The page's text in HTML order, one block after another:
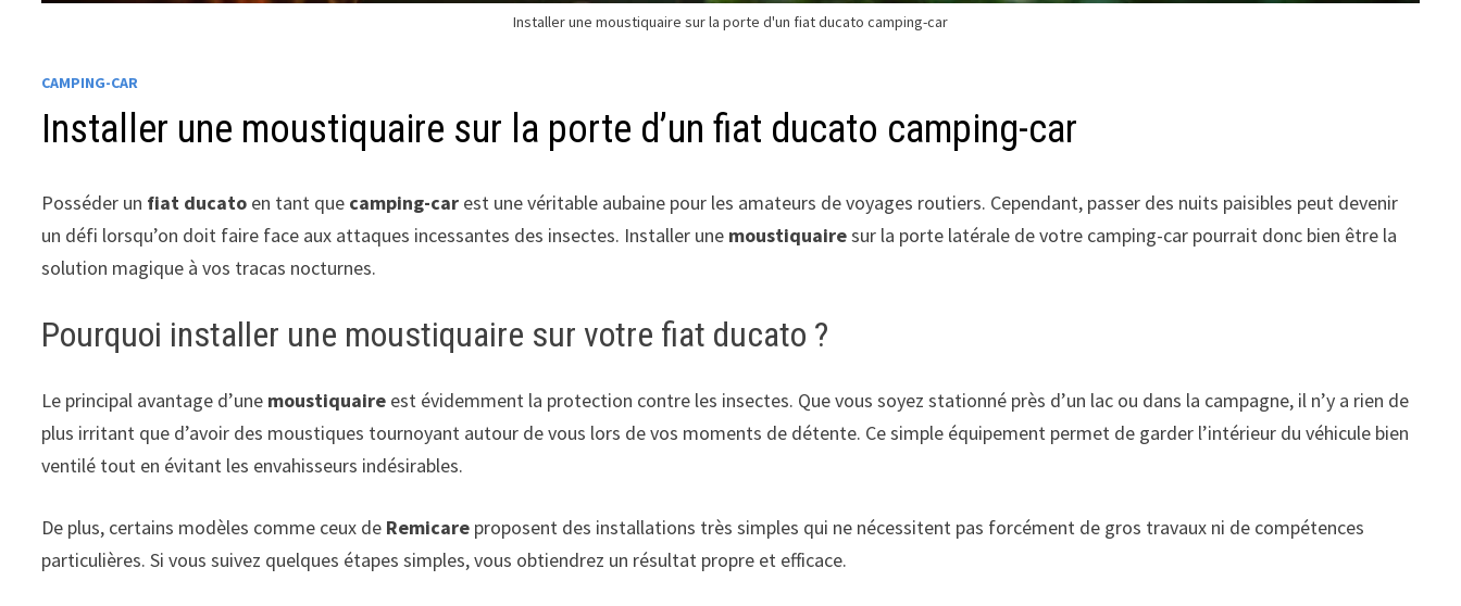
Installer une moustiquaire sur la porte d'un fiat ducato camping-car
CAMPING-CAR
Installer une moustiquaire sur la porte d’un fiat ducato camping-car
Posséder un fiat ducato en tant que camping-car est une véritable aubaine pour les amateurs de voyages routiers. Cependant, passer des nuits paisibles peut devenir
un défi lorsqu’on doit faire face aux attaques incessantes des insectes. Installer une moustiquairesur la porte latérale de votre camping-car pourrait donc bien être la
solution magique à vos tracas nocturnes.
Pourquoi installer une moustiquaire sur votre fiat ducato ?
Le principal avantage d’une moustiquaire est évidemment la protection contre les insectes. Que vous soyez stationné près d’un lac ou dans la campagne, il n’y a rien de
plus irritant que d’avoir des moustiques tournoyant autour de vous lors de vos moments de détente. Ce simple équipement permet de garder l’intérieur du véhicule bien
ventilé tout en évitant les envahisseurs indésirables.
De plus, certains modèles comme ceux de Remicare proposent des installations très simples qui ne nécessitent pas forcément de gros travaux ni de compétences
particulières. Si vous suivez quelques étapes simples, vous obtiendrez un résultat propre et efficace.